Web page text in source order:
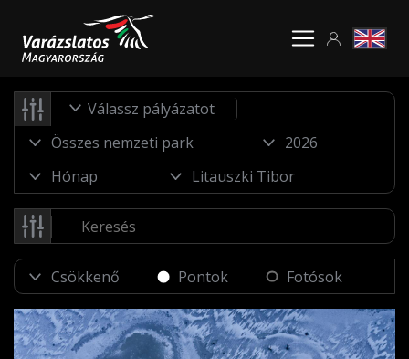
Válassz pályázatot
Pontok Fotósok